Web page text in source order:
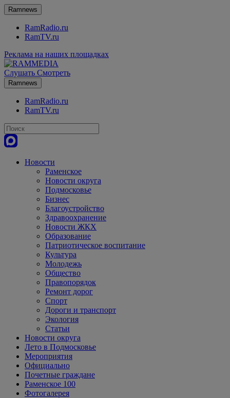
Ramnews
RamRadio.ru
RamTV.ru
Реклама на наших площадках
Слушать Смотреть
Ramnews
RamRadio.ru
RamTV.ru
Новости
Раменское
Новости округа
Подмосковье
Бизнес
Благоустройство
Здравоохранение
Новости ЖКХ
Образование
Патриотическое воспитание
Культура
Молодежь
Общество
Правопорядок
Ремонт дорог
Спорт
Дороги и транспорт
Экология
Статьи
Новости округа
Лето в Подмосковье
Мероприятия
Официально
Почетные граждане
Раменское 100
Фотогалерея